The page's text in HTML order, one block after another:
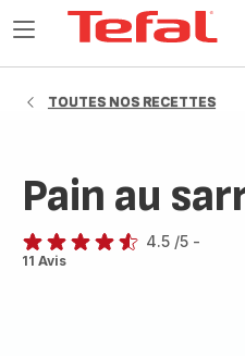
Ouvrir
TOUTES NOS RECETTES
Pain au
ratings.4.5
4.5 /5 -
11 Avis